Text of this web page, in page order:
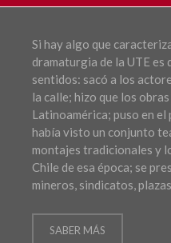
Si hay algo que
dramaturgia de la UTE es
sentidos: sacó a los
la calle; hizo que los
Latinoamérica; puso en el
había visto un conjunto
montajes tradicionales y
Chile de esa época; se
mineros, sindicatos,
SABER MÁS